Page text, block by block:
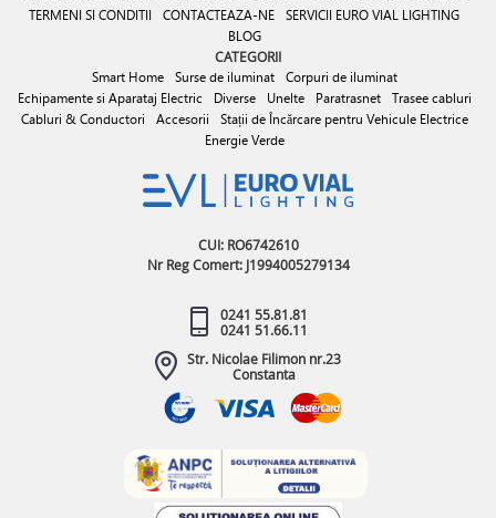
TERMENI SI CONDITII
CONTACTEAZA-NE SERVICII EURO VIAL LIGHTING
BLOG
CATEGORII
Smart Home Surse de iluminat
Corpuri de iluminat
Echipamente si Aparataj Electric
Diverse Unelte Paratrasnet
Trasee cabluri
Cabluri & Conductori
Accesorii
Stații de Încărcare pentru Vehicule Electrice
Energie Verde
CUI: RO6742610
Nr Reg Comert: J1994005279134
0241 55.81.81
0241 51.66.11
Str. Nicolae Filimon nr.23
Constanta